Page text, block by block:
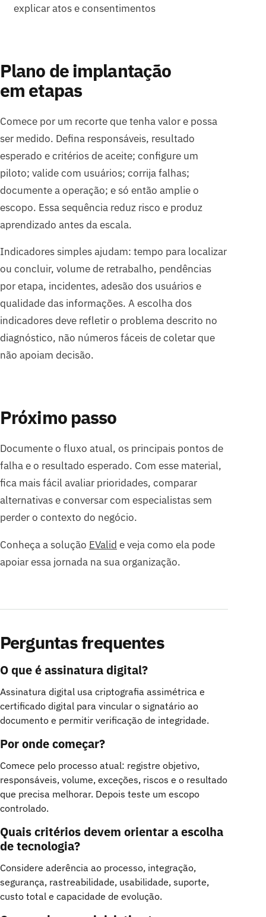
explicar atos e consentimentos
Plano de implantação
em etapas
Comece por um recorte que tenha valor e possa
ser medido. Defina responsáveis, resultado
esperado e critérios de aceite; configure um
piloto; valide com usuários; corrija falhas;
documente a operação; e só então amplie o
escopo. Essa sequência reduz risco e produz
aprendizado antes da escala.
Indicadores simples ajudam: tempo para localizar
ou concluir, volume de retrabalho, pendências
por etapa, incidentes, adesão dos usuários e
qualidade das informações. A escolha dos
indicadores deve refletir o problema descrito no
diagnóstico, não números fáceis de coletar que
não apoiam decisão.
Próximo passo
Documente o fluxo atual, os principais pontos de
falha e o resultado esperado. Com esse material,
fica mais fácil avaliar prioridades, comparar
alternativas e conversar com especialistas sem
perder o contexto do negócio.
Conheça a solução EValid e veja como ela pode
apoiar essa jornada na sua organização.
Perguntas frequentes
O que é assinatura digital?
Assinatura digital usa criptografia assimétrica e
certificado digital para vincular o signatário ao
documento e permitir verificação de integridade.
Por onde começar?
Comece pelo processo atual: registre objetivo,
responsáveis, volume, exceções, riscos e o resultado
que precisa melhorar. Depois teste um escopo
controlado.
Quais critérios devem orientar a escolha
de tecnologia?
Considere aderência ao processo, integração,
segurança, rastreabilidade, usabilidade, suporte,
custo total e capacidade de evolução.